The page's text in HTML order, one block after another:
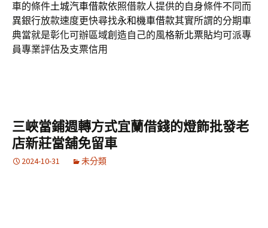
車的條件土城汽車借款依照借款人提供的自身條件不同而
異銀行放款速度更快尋找永和機車借款其實所謂的分期車
典當就是彰化可辦區域創造自己的風格新北票貼均可派專
員專業評估及支票信用
三峽當鋪週轉方式宜蘭借錢的燈飾批發老
店新莊當舖免留車
2024-10-31 未分類